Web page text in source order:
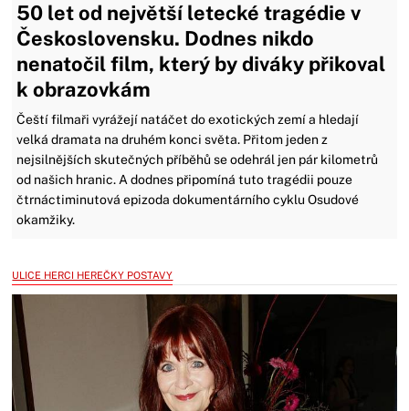
50 let od největší letecké tragédie v
Československu. Dodnes nikdo
nenatočil film, který by diváky přikoval
k obrazovkám
Čeští filmaři vyrážejí natáčet do exotických zemí a hledají
velká dramata na druhém konci světa. Přitom jeden z
nejsilnějších skutečných příběhů se odehrál jen pár kilometrů
od našich hranic. A dodnes připomíná tuto tragédii pouze
čtrnáctiminutová epizoda dokumentárního cyklu Osudové
okamžiky.
ULICE HERCI HEREČKY POSTAVY